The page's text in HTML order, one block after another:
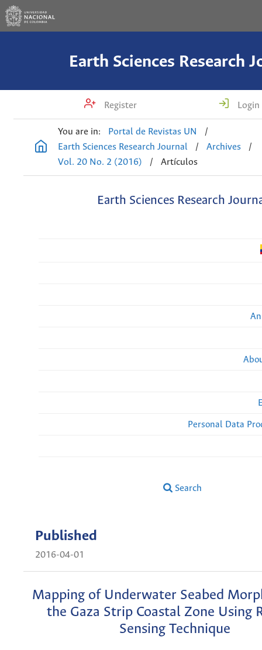
Earth Sciences Research
Register Login
You are in: Portal de Revistas UN
/
Earth Sciences Research Journal
/ Archives
/
Vol. 20 No. 2 (2016)
/ Artículos
Earth Sciences Research
Personal Data
Search
Published
2016-04-01
Mapping of Underwater Seabed
the Gaza Strip Coastal Zone Using
Sensing Technique